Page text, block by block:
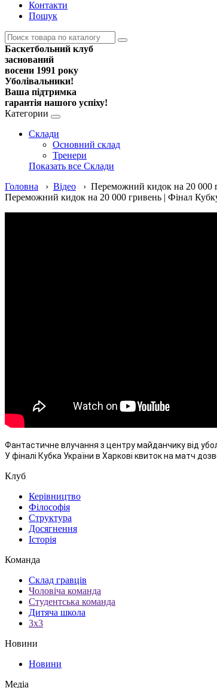
Контакти
Пошук
Баскетбольний клуб
заснований
восени 1991 року
Уболівальники!
Ваша підтримка
гарантія нашого успіху!
Категории
Склади
Основний склад
Тренери
Показать все Склади
Головна › Відео › Переможний кидок на 20 000
Переможний кидок на 20 000 гривень | Фінал
Фантастичне влучання з центру майданчику від
У фіналі Кубка України в Харкові квиток на матч
Клуб
Керівництво
Філософія
Структура
Досягнення
Історія
Команда
Склад гравців
Чоловіча команда
Студентська команда
Дитяча школа
3х3
Новини
Новини
Медіа